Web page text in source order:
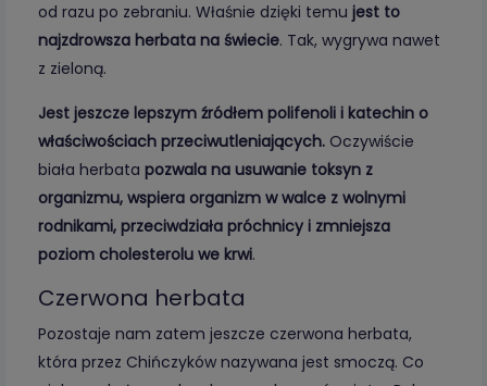
od razu po zebraniu. Właśnie dzięki temu jest to
najzdrowsza herbata na świecie. Tak, wygrywa nawet
z zieloną.
Jest jeszcze lepszym źródłem polifenoli i katechin o
właściwościach przeciwutleniających. Oczywiście
biała herbata pozwala na usuwanie toksyn z
organizmu, wspiera organizm w walce z wolnymi
rodnikami, przeciwdziała próchnicy i zmniejsza
poziom cholesterolu we krwi.
Czerwona herbata
Pozostaje nam zatem jeszcze czerwona herbata,
która przez Chińczyków nazywana jest smoczą. Co